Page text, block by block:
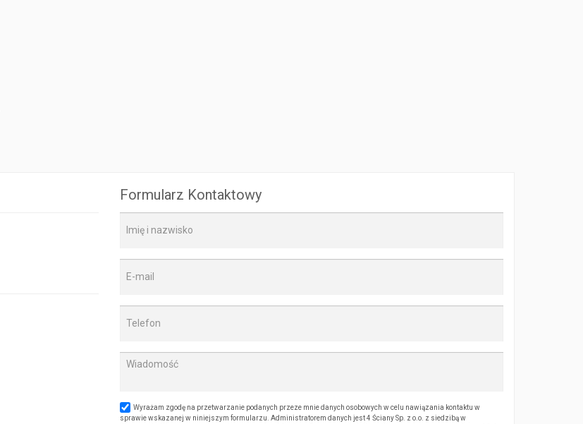
Formularz Kontaktowy
Wyrażam zgodę na przetwarzanie podanych przeze mnie danych osobowych w celu nawiązania kontaktu w
sprawie wskazanej w niniejszym formularzu. Administratorem danych jest 4 Ściany Sp. z o.o. z siedzibą w